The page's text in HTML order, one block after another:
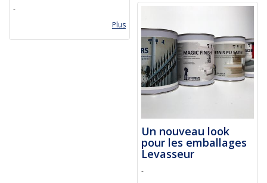
-
Plus
Un nouveau look
pour les emballages
Levasseur
-